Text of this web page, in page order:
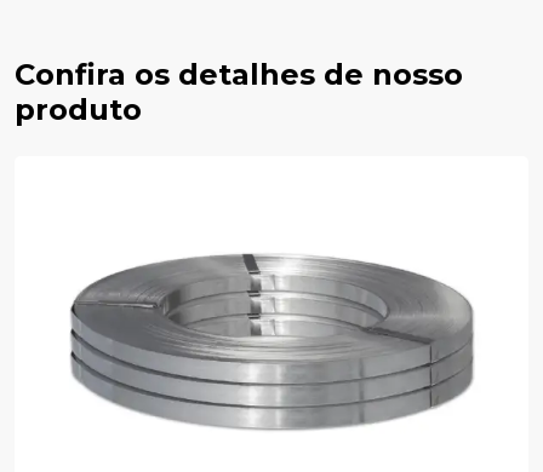
Confira os detalhes de nosso
produto